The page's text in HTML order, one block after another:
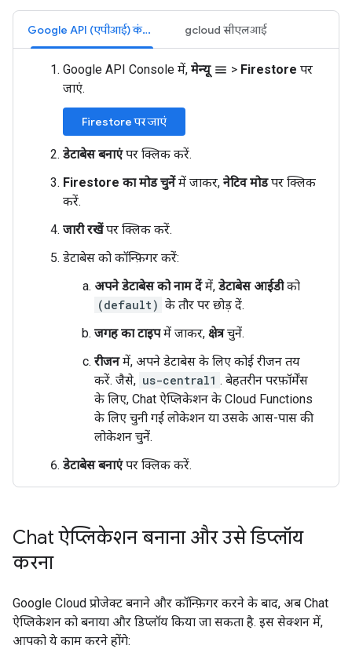
Google API (एपीआई) कंसोल gcloud सीएलआई
Google API Console में, मेन्यू menu > Firestore पर
जाएं.
Firestore पर जाएं
डेटाबेस बनाएंपर क्लिक करें.
Firestore का मोड चुनेंमें जाकर, नेटिव मोडपर क्लिक
करें.
जारी रखेंपर क्लिक करें.
डेटाबेस को कॉन्फ़िगर करें:
अपने डेटाबेस को नाम देंमें, डेटाबेस आईडीको
(default) के तौर पर छोड़ दें.
जगह का टाइपमें जाकर, क्षेत्रचुनें.
रीजनमें, अपने डेटाबेस के लिए कोई रीजन तय
करें. जैसे, us-central1 . बेहतरीन परफ़ॉर्मेंस
के लिए, Chat ऐप्लिकेशन के Cloud Functions
के लिए चुनी गई लोकेशन या उसके आस-पास की
लोकेशन चुनें.
डेटाबेस बनाएंपर क्लिक करें.
Chat ऐप्लिकेशन बनाना और उसे डिप्लॉय
करना
Google Cloud प्रोजेक्ट बनाने और कॉन्फ़िगर करने के बाद, अब Chat
ऐप्लिकेशन को बनाया और डिप्लॉय किया जा सकता है. इस सेक्शन में,
आपको ये काम करने होंगे: